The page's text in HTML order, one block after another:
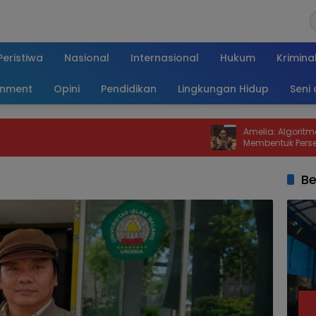
Nasional Internasional Hukum Kriminal
Opini Pendidikan Lingkungan Hidup Seni
Amelia: Algoritma Media Sosial
Membentuk Persepsi Publik